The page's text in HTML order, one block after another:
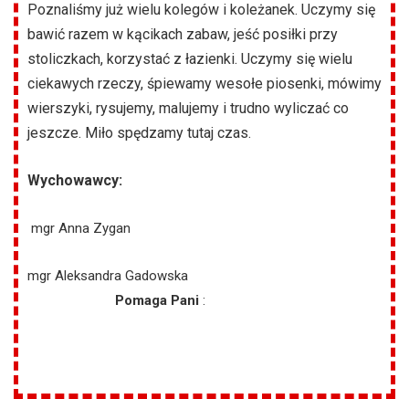
Poznaliśmy już wielu kolegów i koleżanek. Uczymy się
bawić razem w kącikach zabaw, jeść posiłki przy
stoliczkach, korzystać z łazienki. Uczymy się wielu
ciekawych rzeczy, śpiewamy wesołe piosenki, mówimy
wierszyki, rysujemy, malujemy i trudno wyliczać co
jeszcze. Miło spędzamy tutaj czas.
Wychowawcy:
mgr Anna Zygan
mgr Aleksandra Gadowska
Pomaga Pani :